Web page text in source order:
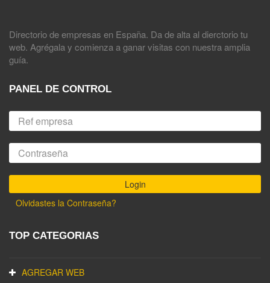
Directorio de empresas en España. Da de alta al dierctorio tu
web. Agrégala y comienza a ganar visitas con nuestra amplia
guía.
PANEL DE CONTROL
Olvidastes la Contraseña?
TOP CATEGORIAS
AGREGAR WEB